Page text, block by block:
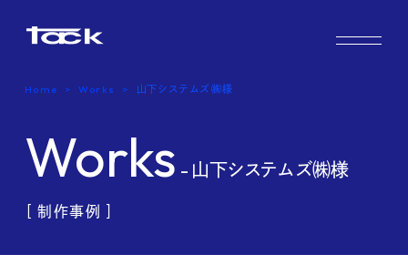
Works
Case study & Voice
Service
Home Works 山下システムズ㈱様
Works - 山下システムズ㈱様
［ 制作事例 ］